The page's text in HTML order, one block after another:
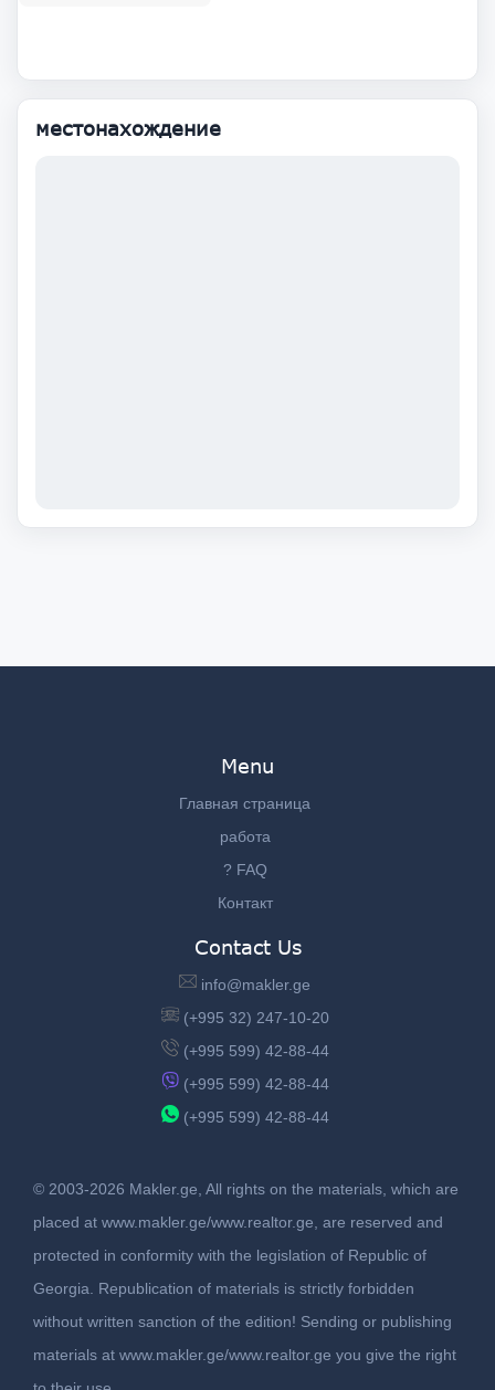
местонахождение
Menu
Главная страница
работа
? FAQ
Контакт
Contact Us
info@makler.ge
(+995 32) 247-10-20
(+995 599) 42-88-44
(+995 599) 42-88-44
(+995 599) 42-88-44
© 2003-2026 Makler.ge, All rights on the materials, which are
placed at www.makler.ge/www.realtor.ge, are reserved and
protected in conformity with the legislation of Republic of
Georgia. Republication of materials is strictly forbidden
without written sanction of the edition! Sending or publishing
materials at www.makler.ge/www.realtor.ge you give the right